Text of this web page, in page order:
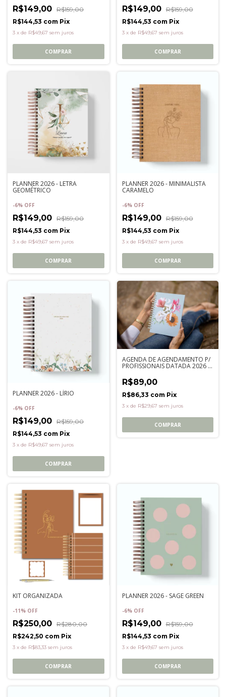
R$149,00 R$159,00
R$144,53 com Pix
3 x de R$49,67 sem juros
COMPRAR
R$149,00 R$159,00
R$144,53 com Pix
3 x de R$49,67 sem juros
COMPRAR
PLANNER 2026 - LETRA
GEOMÉTRICO
-6% OFF
R$149,00 R$159,00
R$144,53 com Pix
3 x de R$49,67 sem juros
COMPRAR
PLANNER 2026 - MINIMALISTA
CARAMELO
-6% OFF
R$149,00 R$159,00
R$144,53 com Pix
3 x de R$49,67 sem juros
COMPRAR
PLANNER 2026 - LÍRIO
-6% OFF
R$149,00 R$159,00
R$144,53 com Pix
3 x de R$49,67 sem juros
COMPRAR
AGENDA DE AGENDAMENTO P/
PROFISSIONAIS DATADA 2026 -
R$89,00
R$86,33 com Pix
3 x de R$29,67 sem juros
COMPRAR
KIT ORGANIZADA
-11% OFF
R$250,00 R$280,00
R$242,50 com Pix
3 x de R$83,33 sem juros
COMPRAR
PLANNER 2026 - SAGE GREEN
-6% OFF
R$149,00 R$159,00
R$144,53 com Pix
3 x de R$49,67 sem juros
COMPRAR